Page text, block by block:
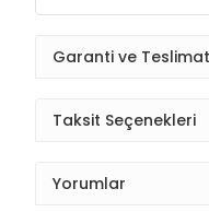
Garanti ve Teslimat
Taksit Seçenekleri
Yorumlar